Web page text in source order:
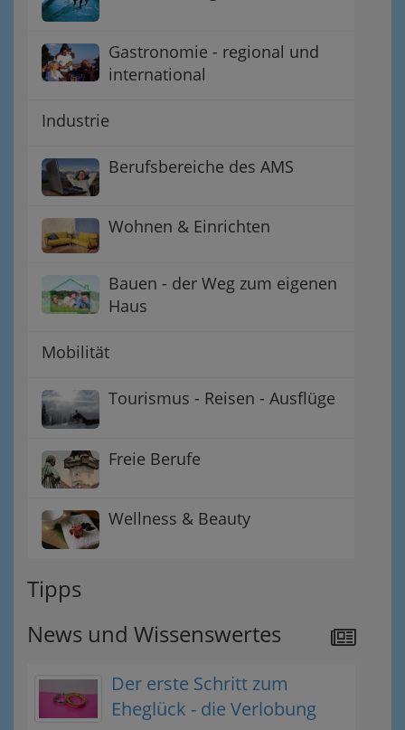
Gastronomie - regional und
international
Industrie
Berufsbereiche des AMS
Wohnen & Einrichten
Bauen - der Weg zum eigenen
Haus
Mobilität
Tourismus - Reisen - Ausflüge
Freie Berufe
Wellness & Beauty
Tipps
News und Wissenswertes
Der erste Schritt zum
Eheglück - die Verlobung